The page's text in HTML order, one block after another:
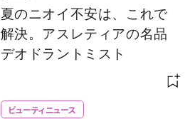
夏のニオイ不安は、これで
解決。アスレティアの名品
デオドラントミスト
ビューティニュース